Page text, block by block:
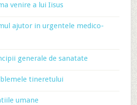
venire a lui Iisus
ajutor in urgentele medico-
generale de sanatate
tineretului
umane